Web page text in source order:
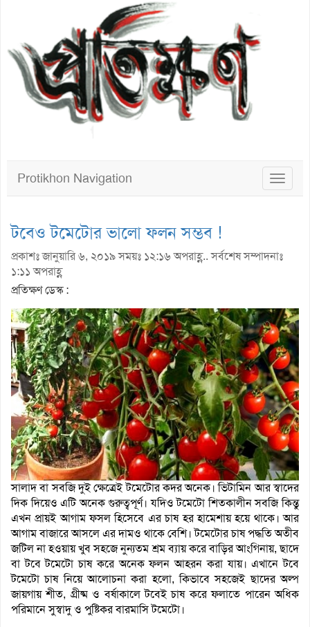
Toggle
Protikhon Navigation
টবেও টমেটোর ভালো ফলন সম্ভব !
প্রকাশঃ জানুয়ারি ৬, ২০১৯ সময়ঃ ১২:১৬ অপরাহ্ণ.. সর্বশেষ সম্পাদনাঃ
১:১১ অপরাহ্ণ
প্রতিক্ষণ ডেস্ক :
সালাদ বা সবজি দুই ক্ষেত্রেই টমেটোর কদর অনেক। ভিটামিন আর স্বাদের
দিক দিয়েও এটি অনেক গুরুত্বপূর্ণ। যদিও টমেটো শিতকালীন সবজি কিন্তু
এখন প্রায়ই আগাম ফসল হিসেবে এর চাষ হর হামেশায় হয়ে থাকে। আর
আগাম বাজারে আসলে এর দামও থাকে বেশি। টমেটোর চাষ পদ্ধতি অতীব
জটিল না হওয়ায় খুব সহজে নুন্যতম শ্রম ব্যায় করে বাড়ির আংগিনায়, ছাদে
বা টবে টমেটো চাষ করে অনেক ফলন আহরন করা যায়। এখানে টবে
টমেটো চাষ নিয়ে আলোচনা করা হলো, কিভাবে সহজেই ছাদের অল্প
জায়গায় শীত, গ্রীষ্ম ও বর্ষাকালে টবেই চাষ করে ফলাতে পারেন অধিক
পরিমানে সুস্বাদু ও পুষ্টিকর বারমাসি টমেটো।